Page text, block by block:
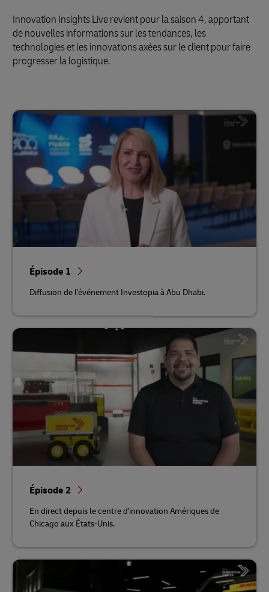
Innovation Insights Live revient pour la saison 4, apportant
de nouvelles informations sur les tendances, les
technologies et les innovations axées sur le client pour faire
progresser la logistique.
Épisode 1
Diffusion de l'événement Investopia à Abu Dhabi.
Épisode 2
En direct depuis le centre d'innovation Amériques de
Chicago aux États-Unis.